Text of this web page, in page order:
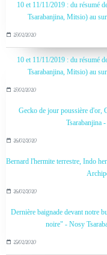
10 et 11/11/2019 : du résumé
Tsarabanjina, Mitsio) au
27/02/2020
10 et 11/11/2019 : du résumé
Tsarabanjina, Mitsio) au
27/02/2020
Gecko de jour poussière d'or,
Tsarabanjina
26/02/2020
Bernard l'hermite terrestre, Indo
26/02/2020
Dernière baignade devant notre
noire" - Nosy
25/02/2020